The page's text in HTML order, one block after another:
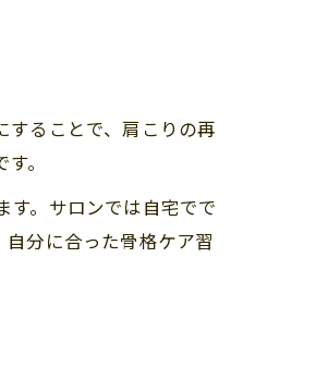
することで、肩こりの再
。
す。サロンでは自宅でで
分に合った骨格ケア習